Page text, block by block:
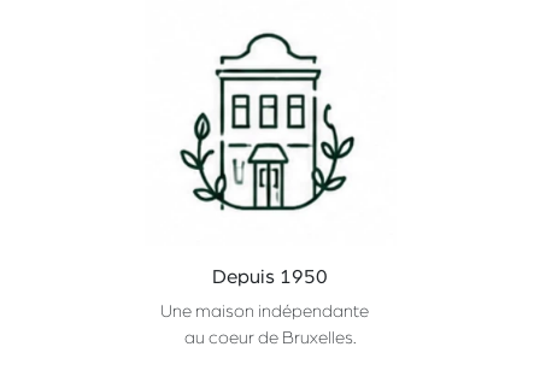
Depuis 1950
Une maison indépendante
au coeur de Bruxelles.